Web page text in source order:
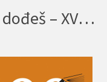
Sto hiljada razloga da dođeš – XVII Međunarodni podgorički sajm knjiga i obrazovanja